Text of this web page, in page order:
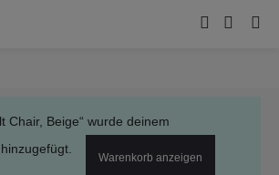
Chair, Beige“ wurde deinem
Warenkorb anzeigen